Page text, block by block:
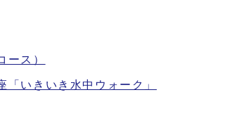
ース）
「いきいき水中ウォーク」